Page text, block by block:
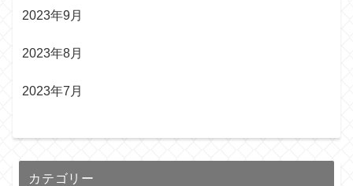
2023年9月
2023年8月
2023年7月
カテゴリー